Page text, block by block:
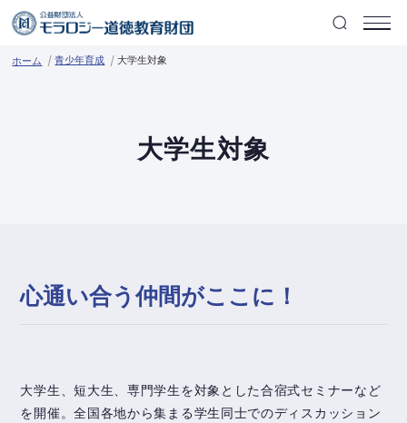
ホーム 青少年育成 大学生対象
大学生対象
心通い合う仲間がここに！
大学生、短大生、専門学生を対象とした合宿式セミナーなど
を開催。全国各地から集まる学生同士でのディスカッション